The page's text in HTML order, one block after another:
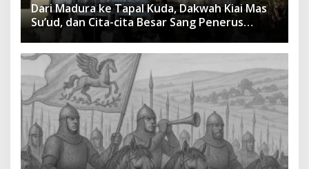
Dari Madura ke Tapal Kuda, Dakwah Kiai Mas
Su’ud, dan Cita-cita Besar Sang Penerus